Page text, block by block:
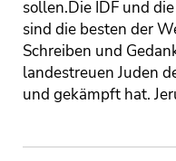
sollen.Die IDF und
sind die besten der
Schreiben und
landestreuen Juden
und gekämpft hat.